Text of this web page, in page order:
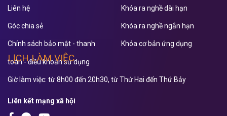
Liên hệ
Góc chia sẻ
Chính sách bảo mật - thanh
toán - điều khoản sử dụng
Khóa ra nghề dài hạn
Khóa ra nghề ngắn hạn
Khóa cơ bản ứng dụng
LỊCH LÀM VIỆC
Giờ làm việc: từ 8h00 đến 20h30, từ Thứ Hai đến Thứ Bảy
Liên kết mạng xã hội